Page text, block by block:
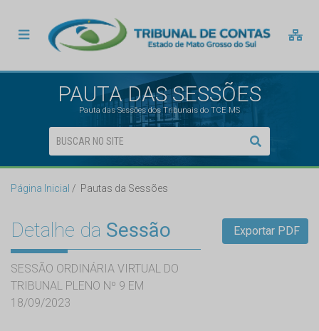
PAUTA DAS SESSÕES
Pauta das Sessões dos Tribunais do TCE MS
Página Inicial Pautas da Sessões
Detalhe da Sessão
SESSÃO ORDINÁRIA VIRTUAL DO
TRIBUNAL PLENO Nº 9 EM
18/09/2023
Exportar PDF